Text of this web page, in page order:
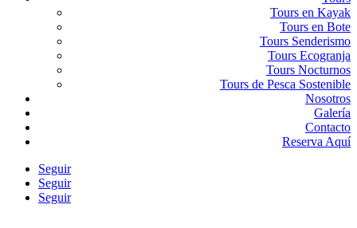
Tours en Kayak
Tours en Bote
Tours Senderismo
Tours Ecogranja
Tours Nocturnos
Tours de Pesca Sostenible
Nosotros
Galería
Contacto
Reserva Aquí
Seguir
Seguir
Seguir